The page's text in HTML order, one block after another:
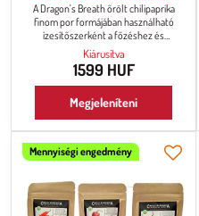
A Dragon's Breath őrölt chilipaprika
finom por formájában használható
ízesítőszerként a főzéshez és
közvetlenül az ételekbe is, saját ízlése
és fűszerigénye szerint. Rendkívüli
csípőssége mellett kellemes
gyümölcsös, édes ízt biztosít
(természetesen csak a
Kiárusítva
1599 HUF
Megjeleníteni
Mennyiségi engedmény